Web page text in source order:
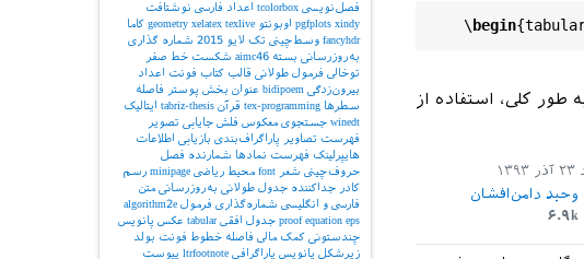
baselineskip=7
نام :
\\  \hline
    \
begin{
کلی، استفاده از
۲۳ آذر ۱۳۹۳
وحید دامن‌افشان
۶.۹k
فصل‌نویسی tcolorbox اعداد فارسی نوشتافت
pgfplots xindy اوبونتو geometry xelatex texlive
کاما
fancyhdr وسط‌چینی تک لایو 2015
شماره گذاری
به‌روزرسانی بسته aimc46 شکست خط صفر
توخالی فرمول طولانی قالب کتاب فونت اعداد
بیرون‌زدگی bidipoem عنوان بخش پوستر
فاصله
سطرها
tex-programming قرآن tabriz-thesis
ایتالیک
winedt جستجوی معکوس فلش جایابی تصویر
فهرست تصاویر
پاراگراف‌بندی بازیابی اطلاعات
هایپرلینک فهرست نمادها
شمارنده فصل
حروف‌چینی شعر font محیط ریاضی minipage رسم
کادر
جداکننده جدول طولانی به‌روزرسانی متن
فارسی و انگلیسی شماره‌گذاری فرمول algorithm2e
proof equation eps جدول افقی tabular عکس پانویس
چندستونی کمک مالی فاصله خطوط فونت بولد
زیرشکل پانویس پاراگرافی ltrfootnote پیوست